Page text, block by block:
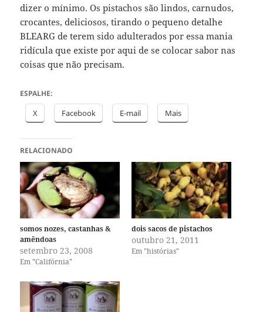
dizer o mínimo. Os pistachos são lindos, carnudos,
crocantes, deliciosos, tirando o pequeno detalhe
BLEARG de terem sido adulterados por essa mania
ridícula que existe por aqui de se colocar sabor nas
coisas que não precisam.
ESPALHE:
X Facebook E-mail Mais
RELACIONADO
somos nozes, castanhas &
amêndoas
setembro 23, 2008
Em "Califórnia"
dois sacos de pistachos
outubro 21, 2011
Em "histórias"